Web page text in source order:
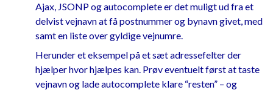
Ajax, JSONP og autocomplete er det muligt ud fra et
delvist vejnavn at få postnummer og bynavn givet, med
samt en liste over gyldige vejnumre.
Herunder et eksempel på et sæt adressefelter der
hjælper hvor hjælpes kan. Prøv eventuelt først at taste
vejnavn og lade autocomplete klare “resten” – og